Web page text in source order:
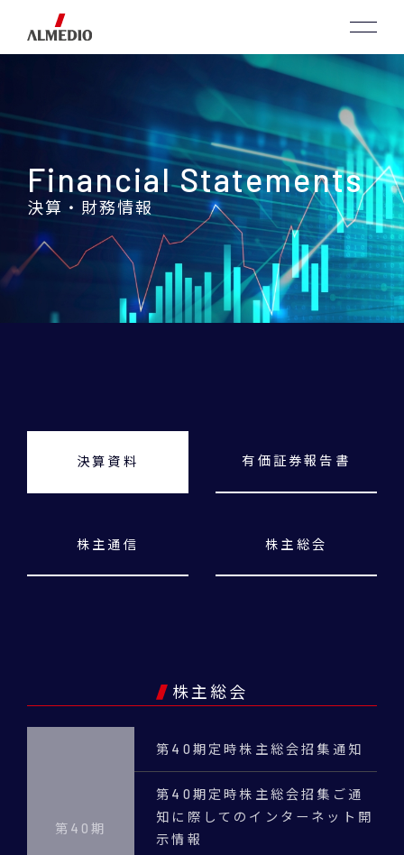
Financial Statements
決算・財務情報
決算資料 有価証券報告書
株主通信 株主総会
株主総会
第40期
第40期定時株主総会招集通知
第40期定時株主総会招集ご通
知に際してのインターネット開
示情報